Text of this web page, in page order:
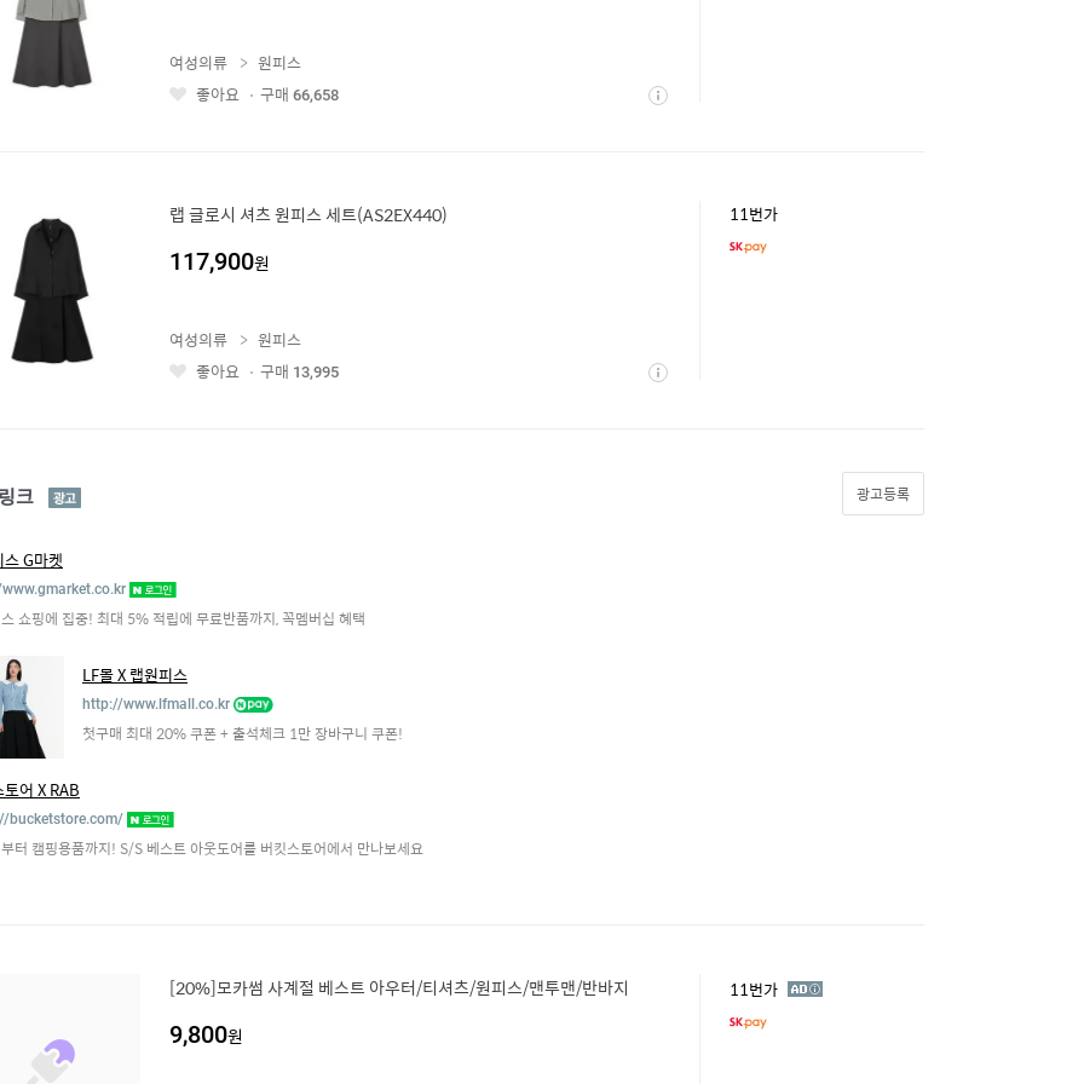
좋 상
여성의류
원피스
좋아요
구매 66,658
랩 글로시 셔츠 원피스 세트(AS2EX440)
117,900원
11번가
좋 상
여성의류
원피스
좋아요
구매 13,995
크 광
고
광고등록
G마켓
쇼핑에 집중! 최대 5% 적립에 무료반품까지, 꼭멤버십 혜택
LF몰 X 랩원피스
http://www.lfmall.co.kr
첫구매 최대 20% 쿠폰 + 출석체크 1만 장바구니 쿠폰!
어 X RAB
bucketstore.com/
터 캠핑용품까지! S/S 베스트 아웃도어를 버킷스토어에서 만나보세요
[20%]모카썸 사계절 베스트 아우터/티셔츠/원피스/맨투맨/반바지
9,800원
11번가 광